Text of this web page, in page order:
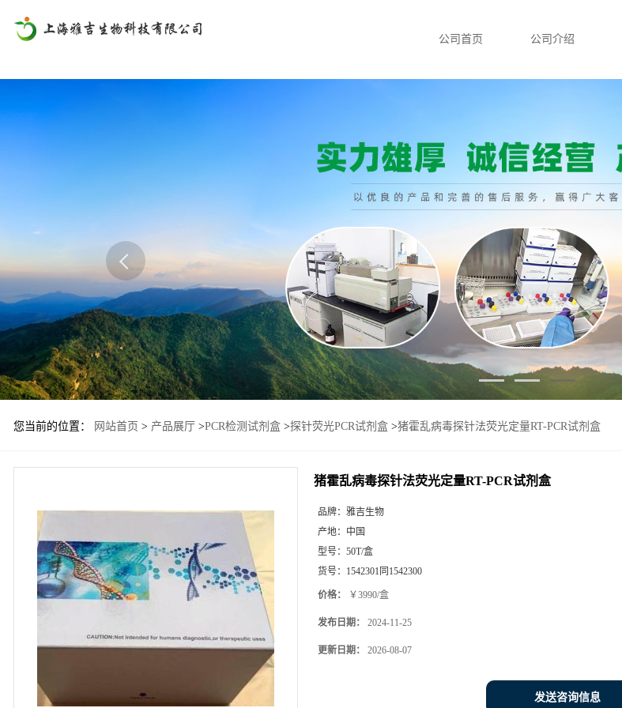
公司首页 公司介绍
您当前的位置： 网站首页 > 产品展厅 >PCR检测试剂盒 >探针荧光PCR试剂盒 >猪霍乱病毒探针法荧光定量RT-PCR试剂盒
猪霍乱病毒探针法荧光定量RT-PCR试剂盒
品牌： 雅吉生物
产地： 中国
型号： 50T/盒
货号： 1542301同1542300
价格： ￥3990/盒
发布日期： 2024-11-25
更新日期： 2026-08-07
发送咨询信息